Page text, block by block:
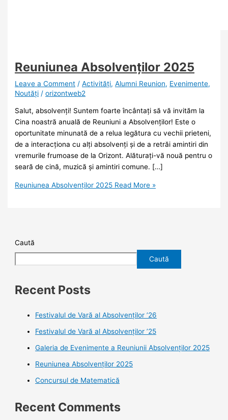
Reuniunea Absolvenților 2025
Leave a Comment /Activități,Alumni Reunion, Evenimente,
Noutăţi /orizontweb2
Salut, absolvenți! Suntem foarte încântați să vă invităm la
Cina noastră anuală de Reuniuni a Absolvenților! Este o
oportunitate minunată de a relua legătura cu vechii prieteni,
de a interacționa cu alți absolvenți și de a retrăi amintiri din
vremurile frumoase de la Orizont. Alăturați-vă nouă pentru o
seară de cină, muzică și amintiri comune. […]
Reuniunea Absolvenților 2025 Read More »
Caută
Caută
Recent Posts
Festivalul de Vară al Absolvenților ’26
Festivalul de Vară al Absolvenților ’25
Galeria de Evenimente a Reuniunii Absolvenților 2025
Reuniunea Absolvenților 2025
Concursul de Matematică
Recent Comments